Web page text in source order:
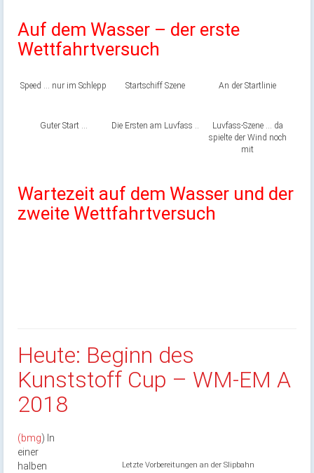
Auf dem Wasser – der erste
Wettfahrtversuch
Speed … nur im Schlepp Startschiff Szene An der Startlinie
Guter Start … Die Ersten am Luvfass ..
Luvfass-Szene … da
spielte der Wind noch
mit
Wartezeit auf dem Wasser und der
zweite Wettfahrtversuch
Heute: Beginn des
Kunststoff Cup – WM-EM A
2018
Letzte Vorbereitungen an der Slipbahn
(bmg) In
einer
halben